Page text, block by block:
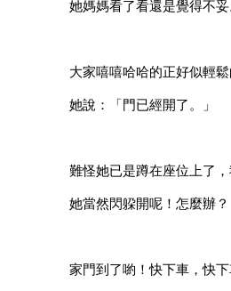
家門到了喲！快下車，快